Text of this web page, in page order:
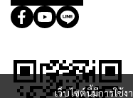
เว็บไซต์นี้มีการใช้